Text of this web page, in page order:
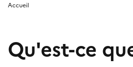
Accueil
Qu'est-ce